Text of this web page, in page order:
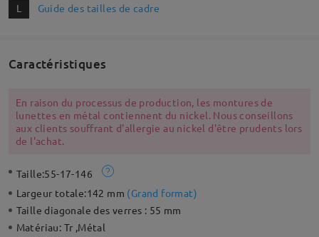
L Guide des tailles de cadre
Caractéristiques
En raison du processus de production, les montures de
lunettes en métal contiennent du nickel. Nous conseillons
aux clients souffrant d'allergie au nickel d'être prudents lors
de l'achat.
Taille:55-17-146
Largeur totale:142 mm (Grand format)
Taille diagonale des verres : 55 mm
Matériau: Tr ,Métal